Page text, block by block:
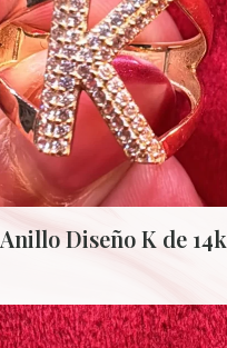
Anillo Diseño K de 14k